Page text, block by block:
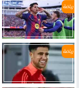
رياضة
رياضة